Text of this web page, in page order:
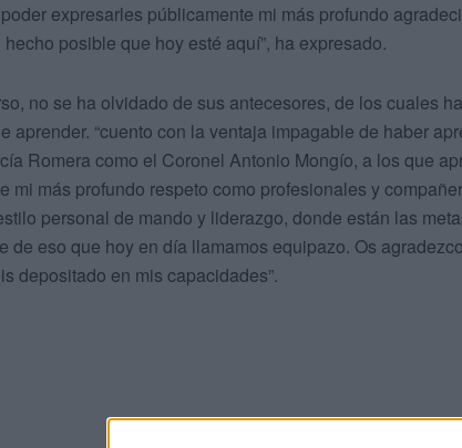
expresarles públicamente mi más profundo
posible que hoy esté aquí”, ha expresado.
no se ha olvidado de sus antecesores, de los cuales
aprender. “cuento con la ventaja impagable de haber
Romera como el Coronel Antonio Mongío, a los que
mi más profundo respeto como profesionales y
personal de mando y liderazgo, donde están las
de eso que hoy en día llamamos equipazo. Os
depositado en mis capacidades”.